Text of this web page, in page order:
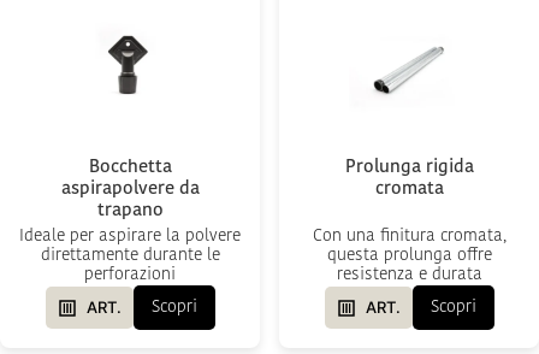
Bocchetta
aspirapolvere da
trapano
Ideale per aspirare la polvere
direttamente durante le
perforazioni
ART. Scopri
Prolunga rigida
cromata
Con una finitura cromata,
questa prolunga offre
resistenza e durata
ART. Scopri